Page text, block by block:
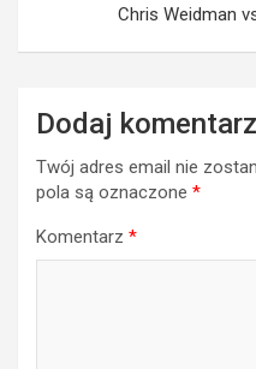
Chris Weidman
Dodaj komentarz
Twój adres email nie
pola są oznaczone *
Komentarz *